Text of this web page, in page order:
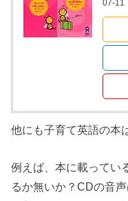
07-11
他にも子育て英語の本
例えば、本に載ってい
るか無いか？CDの音